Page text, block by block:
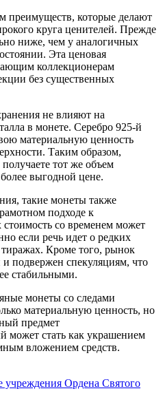
преимуществ, которые делают
круга ценителей. Прежде
ниже, чем у аналогичных
Эта ценовая
коллекционерам
без существенных
не влияют на
в монете. Серебро 925-й
материальную ценность
Таким образом,
тот же объем
выгодной цене.
такие монеты также
подходе к
со временем может
если речь идет о редких
Кроме того, рынок
подвержен спекуляциям, что
стабильными.
монеты со следами
материальную ценность, но
предмет
может стать как украшением
вложением средств.
учреждения Ордена Святого